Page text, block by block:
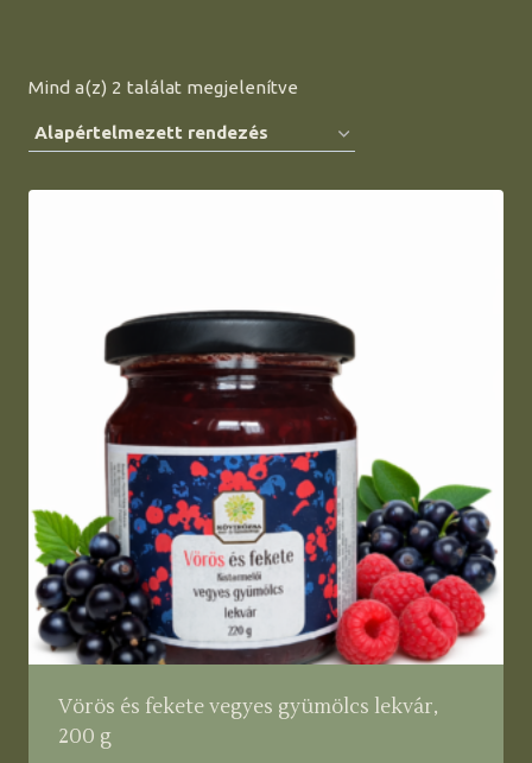
Mind a(z) 2 találat megjelenítve
Vörös és fekete vegyes gyümölcs lekvár,
200 g